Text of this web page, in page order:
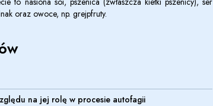
oraz owoce, np. grejpfruty.
na jej rolę w procesie autofagii